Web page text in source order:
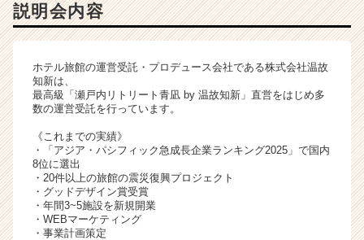
く
就
サ
イ
ト
ャ
リ
ア
説明会内容
ホテル旅館の運営受託・プロデュース会社である株式会社温故
知新は、
最高級「瀬戸内リトリート青凪 by 温故知新」直営をはじめ多
数の運営受託を行っています。
《これまでの実績》
・「アジア・パシフィック急成長企業ランキング2025」で国内
8位に選出
・20件以上の旅館の震災復興プロジェクト
・グッドデザイン賞受賞
・年間3~5施設を新規開業
・WEBマーケティング
・事業計画策定